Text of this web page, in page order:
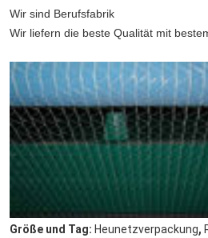
Wir sind Berufsfabrik
Wir liefern die beste Qualität mit
Größe und Tag: Heunetzverpackung,